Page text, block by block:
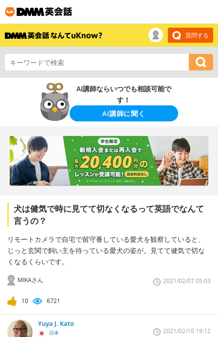
質問する
AI講師ならいつでも相談可能で
す！
AI講師に聞く
犬は健気で時に見てて切なくなるって英語でなんて
言うの？
リモートカメラで自宅で留守番している愛犬を観察していると、
じっと玄関で飼い主を待っている愛犬の姿が。見てて健気で切な
くなるくらいです。
MIKAさん 2021/02/07 05:03
10 6721
Yuya J. Kato
日本 2021/02/10 19:12